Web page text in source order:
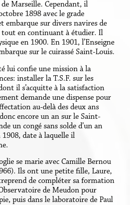
de Marseille. Cependant, il
1898 avec le grade
embarque sur divers navires de
tout en continuant à étudier. Il
en 1900. En 1901, l’Enseigne
sur le cuirassé Saint-Louis.
lui confie une mission à la
installer la T.S.F. sur les
il s’acquitte à la satisfaction
demande une dispense pour
au-delà des deux ans
encore un an sur le Saint-
un congé sans solde d’un an
1908, date à laquelle il
se marie avec Camille Bernou
Ils ont une petite fille, Laure,
de compléter sa formation
de Meudon pour
puis dans le laboratoire de Paul